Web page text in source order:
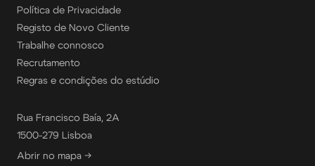
Política de Privacidade
Registo de Novo Cliente
Trabalhe connosco
Recrutamento
Regras e condições do estúdio
Rua Francisco Baía, 2A
1500-279 Lisboa
Abrir no mapa →